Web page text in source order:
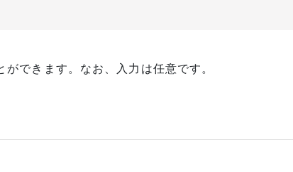
できます。なお、入力は任意です。